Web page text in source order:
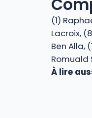
(1)
Lacroix,
Ben Alla,
Romuald
À lire